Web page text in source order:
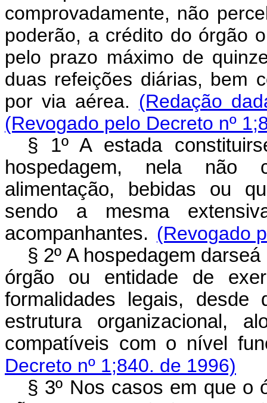
comprovadamente, não
poderão, a crédito do órgão
pelo prazo máximo de
duas refeições diárias, bem
por via aérea. (Redação
(Revogado pelo Decreto nº
§ 1º A estada
hospedagem, nela não
alimentação, bebidas ou
sendo a mesma
acompanhantes. (Revogado
§ 2º A hospedagem
órgão ou entidade de
formalidades legais,
estrutura organizacional,
compatíveis com o nível
Decreto nº 1;840. de 1996)
§ 3º Nos casos em que o